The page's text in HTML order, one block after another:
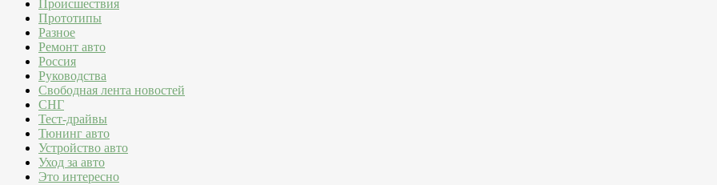
Происшествия
Прототипы
Разное
Ремонт авто
Россия
Руководства
Свободная лента новостей
СНГ
Тест-драйвы
Тюнинг авто
Устройство авто
Уход за авто
Это интересно